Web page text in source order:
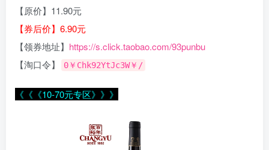
【原价】11.90元
【券后价】6.90元
【领券地址】 https://s.click.taobao.com/93punbu
【淘口令】
0￥Chk92YtJc3W￥/
《《《10-70元专区》》》